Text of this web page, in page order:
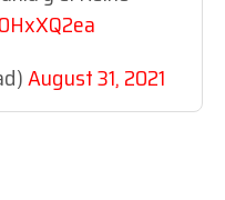
August 31, 2021